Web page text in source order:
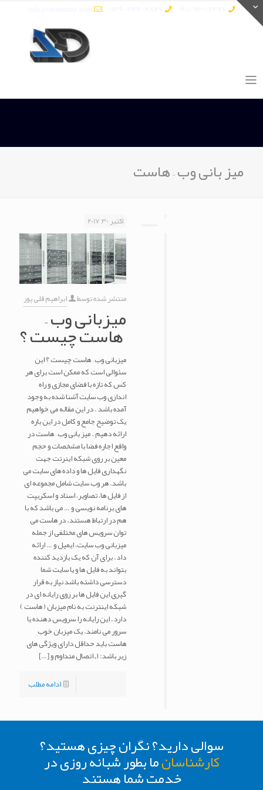
میز بانی وب – هاست
اکتبر 30, 2017
منتشر شده توسط ابراهیم قلی پور
میزبانی وب –
هاست چیست ؟
میزبانی وب – هاست چیست ؟ این
سئوالی است که ممکن است برای هر
کس که تازه با فضای مجازی و راه
اندازی وب سایت آشنا شده به وجود
آمده باشد . در این مقاله می خواهیم
یک توضیح جامع و کامل در این باره
ارائه دهیم . میز بانی وب – هاست در
واقع اجاره فضا با مشخصات و حجم
معین بر روی شبکه اینرتت جهت
نگهداری فایل ها و داده های سایت می
باشد. هر وب سایت شامل مجموعه ای
از فایل ها، تصاویر، اسناد و اسکریپت
های برنامه نویسی و … می باشد که با
هم در ارتباط هستند. در هاست می
توان سرویس های مختلفی از جمله
میزبانی وب سایت، ایمیل و … ارائه
داد. برای آن که یک بازدید کننده
بتواند به فایل ها و یا سایت شما
دسترسی داشته باشد نیاز به قرار
گیری این فایل ها بر روی رایانه ای در
شبکه اینترنت به نام میزبان ( هاست )
دارد. این رایانه را سرویس دهنده یا
سرور می نامند. یک میزبان خوب
هاست باید حداقل دارای ویژگی های
زیر باشد: ۱ـ اتصال متداوم و
[…]
ادامه مطلب
سوالی دارید؟ نگران چیزی هستید؟
کارشناسانما بطور شبانه روزی در
خدمت شما هستند